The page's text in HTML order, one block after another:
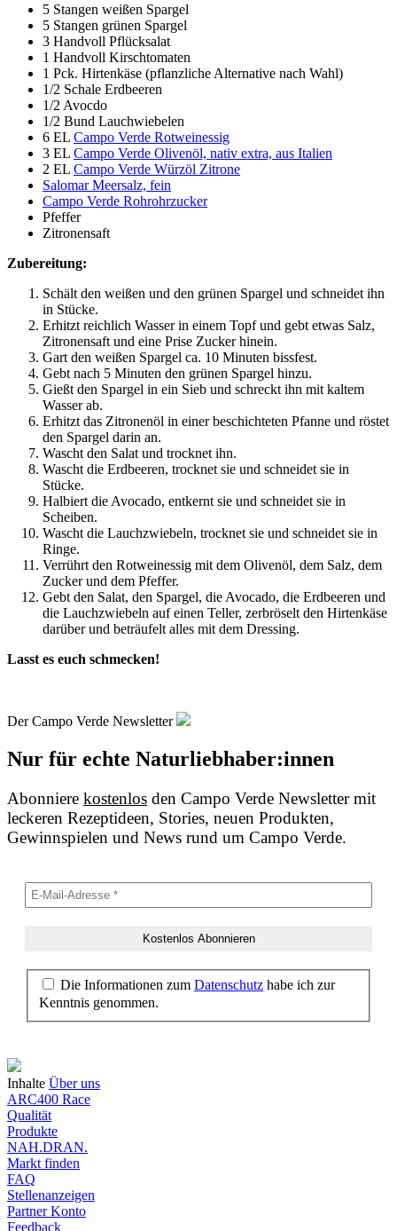
5 Stangen weißen Spargel
5 Stangen grünen Spargel
3 Handvoll Pflücksalat
1 Handvoll Kirschtomaten
1 Pck. Hirtenkäse (pflanzliche Alternative nach Wahl)
1/2 Schale Erdbeeren
1/2 Avocdo
1/2 Bund Lauchwiebelen
6 EL Campo Verde Rotweinessig
3 EL Campo Verde Olivenöl, nativ extra, aus Italien
2 EL Campo Verde Würzöl Zitrone
Salomar Meersalz, fein
Campo Verde Rohrohrzucker
Pfeffer
Zitronensaft
Zubereitung:
Schält den weißen und den grünen Spargel und schneidet ihn
in Stücke.
Erhitzt reichlich Wasser in einem Topf und gebt etwas Salz,
Zitronensaft und eine Prise Zucker hinein.
Gart den weißen Spargel ca. 10 Minuten bissfest.
Gebt nach 5 Minuten den grünen Spargel hinzu.
Gießt den Spargel in ein Sieb und schreckt ihn mit kaltem
Wasser ab.
Erhitzt das Zitronenöl in einer beschichteten Pfanne und röstet
den Spargel darin an.
Wascht den Salat und trocknet ihn.
Wascht die Erdbeeren, trocknet sie und schneidet sie in
Stücke.
Halbiert die Avocado, entkernt sie und schneidet sie in
Scheiben.
Wascht die Lauchzwiebeln, trocknet sie und schneidet sie in
Ringe.
Verrührt den Rotweinessig mit dem Olivenöl, dem Salz, dem
Zucker und dem Pfeffer.
Gebt den Salat, den Spargel, die Avocado, die Erdbeeren und
die Lauchzwiebeln auf einen Teller, zerbröselt den Hirtenkäse
darüber und beträufelt alles mit dem Dressing.
Lasst es euch schmecken!
Der Campo Verde Newsletter
Nur für echte Naturliebhaber:innen
Abonniere kostenlos den Campo Verde Newsletter mit
leckeren Rezeptideen, Stories, neuen Produkten,
Gewinnspielen und News rund um Campo Verde.
Die Informationen zum Datenschutz habe ich zur
Kenntnis genommen.
Inhalte Über uns
ARC400 Race
Qualität
Produkte
NAH.DRAN.
Markt finden
FAQ
Stellenanzeigen
Partner Konto
Feedback